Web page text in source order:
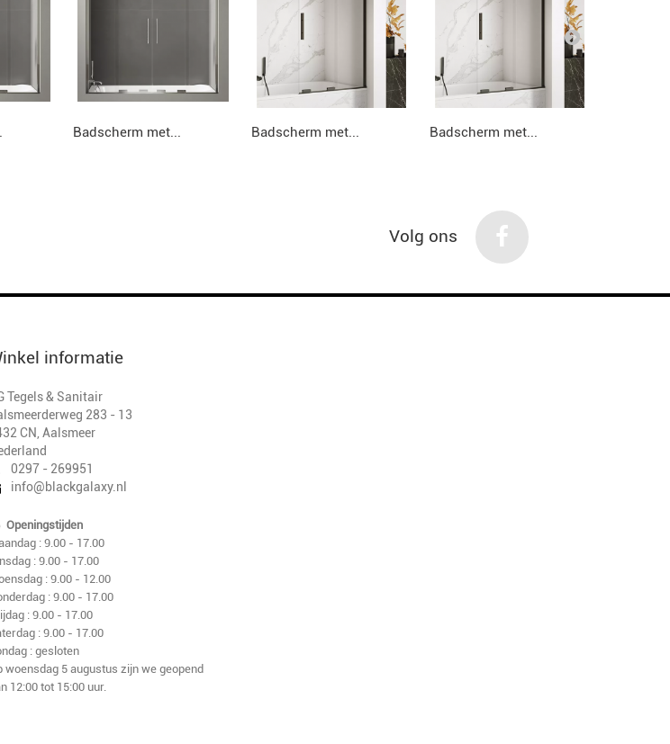
Badscherm met... Badscherm met... Badscherm met...
Volg ons
informatie
Tegels & Sanitair
283 - 13
CN Aalsmeer
0297 - 269951
info@blackgalaxy.nl
Openingstijden
: 9.00 - 17.00
: 9.00 - 17.00
: 9.00 - 12.00
: 9.00 - 17.00
: 9.00 - 17.00
: 9.00 - 17.00
: gesloten
woensdag 5 augustus zijn we geopend
12:00 tot 15:00 uur.